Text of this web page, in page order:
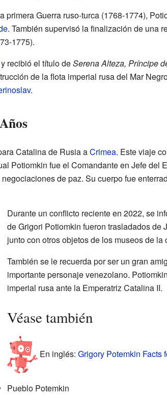
Guerra ruso-turca (1768-1774),
. También supervisó la finalización de una
1775).
recibió el título deSerena Alteza, Príncipe
de la flota imperial rusa del Mar
.
Catalina de Rusia aCrimea. Este viaje
Potiomkin fue el Comandante en Jefe del
de paz. Su cuerpo fue
Durante un conflicto reciente en 2022, se
de Grigori Potiomkin fueron trasladados de
junto con otros objetos de los museos de la
También se le recuerda por ser un gran
importante personaje venezolano.
imperial rusa ante la Emperatriz Catalina II.
Véase también
En inglés: Grigory Potemkin Facts
Pueblo Potemkin